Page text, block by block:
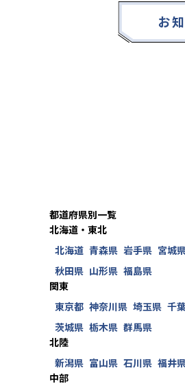
お
都道府県別一覧
北海道・東北
北海道 青森県 岩手県 宮城
秋田県 山形県 福島県
関東
東京都 神奈川県 埼玉県 千
茨城県 栃木県 群馬県
北陸
新潟県 富山県 石川県 福井
中部